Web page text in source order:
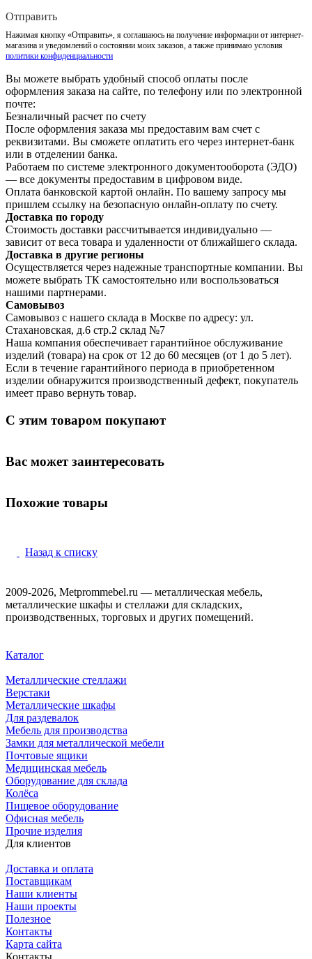
Отправить
Нажимая кнопку «Отправить», я соглашаюсь на получение информации от интернет-
магазина и уведомлений о состоянии моих заказов, а также принимаю условия
политики конфиденциальности
Вы можете выбрать удобный способ оплаты после
оформления заказа на сайте, по телефону или по электронной
почте:
Безналичный расчет по счету
После оформления заказа мы предоставим вам счет с
реквизитами. Вы сможете оплатить его через интернет-банк
или в отделении банка.
Работаем по системе электронного документооборота (ЭДО)
— все документы предоставим в цифровом виде.
Оплата банковской картой онлайн. По вашему запросу мы
пришлем ссылку на безопасную онлайн-оплату по счету.
Доставка по городу
Стоимость доставки рассчитывается индивидуально —
зависит от веса товара и удаленности от ближайшего склада.
Доставка в другие регионы
Осуществляется через надежные транспортные компании. Вы
можете выбрать ТК самостоятельно или воспользоваться
нашими партнерами.
Самовывоз
Самовывоз с нашего склада в Москве по адресу: ул.
Стахановская, д.6 стр.2 склад №7
Наша компания обеспечивает гарантийное обслуживание
изделий (товара) на срок от 12 до 60 месяцев (от 1 до 5 лет).
Если в течение гарантийного периода в приобретенном
изделии обнаружится производственный дефект, покупатель
имеет право вернуть товар.
С этим товаром покупают
Вас может заинтересовать
Похожие товары
Назад к списку
2009-2026, Metprommebel.ru — металлическая мебель,
металлические шкафы и стеллажи для складских,
производственных, торговых и других помещений.
Каталог
Металлические стеллажи
Верстаки
Металлические шкафы
Для раздевалок
Мебель для производства
Замки для металлической мебели
Почтовые ящики
Медицинская мебель
Оборудование для склада
Колёса
Пищевое оборудование
Офисная мебель
Прочие изделия
Для клиентов
Доставка и оплата
Поставщикам
Наши клиенты
Наши проекты
Полезное
Контакты
Карта сайта